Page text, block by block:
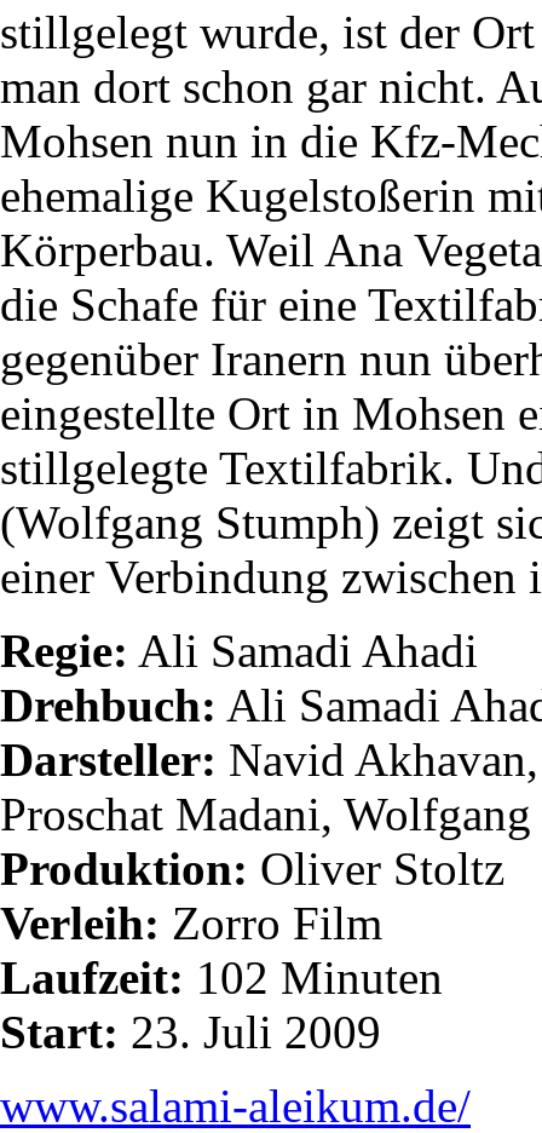
stillgelegt wurde, ist der
man dort schon gar nicht.
Mohsen nun in die Kfz-
ehemalige Kugelstoßerin
Körperbau. Weil Ana
die Schafe für eine
gegenüber Iranern nun
eingestellte Ort in Mohsen
stillgelegte Textilfabrik.
(Wolfgang Stumph) zeigt
einer Verbindung zwischen
Regie: Ali Samadi Ahadi
Drehbuch: Ali Samadi
Darsteller: Navid
Proschat Madani,
Produktion: Oliver Stoltz
Verleih: Zorro Film
Laufzeit: 102 Minuten
Start: 23. Juli 2009
www.salami-aleikum.de/